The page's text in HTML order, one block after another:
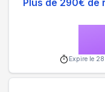
Plus de 290€ de
Expire le